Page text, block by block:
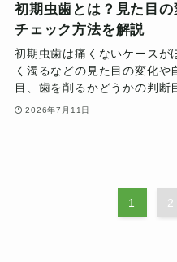
初期虫歯とは？見た目
チェック方法を解説
初期虫歯は痛くないケースが
く濁るなどの見た目の変化
目、歯を削るかどうかの判断
2026年7月11日
1 2